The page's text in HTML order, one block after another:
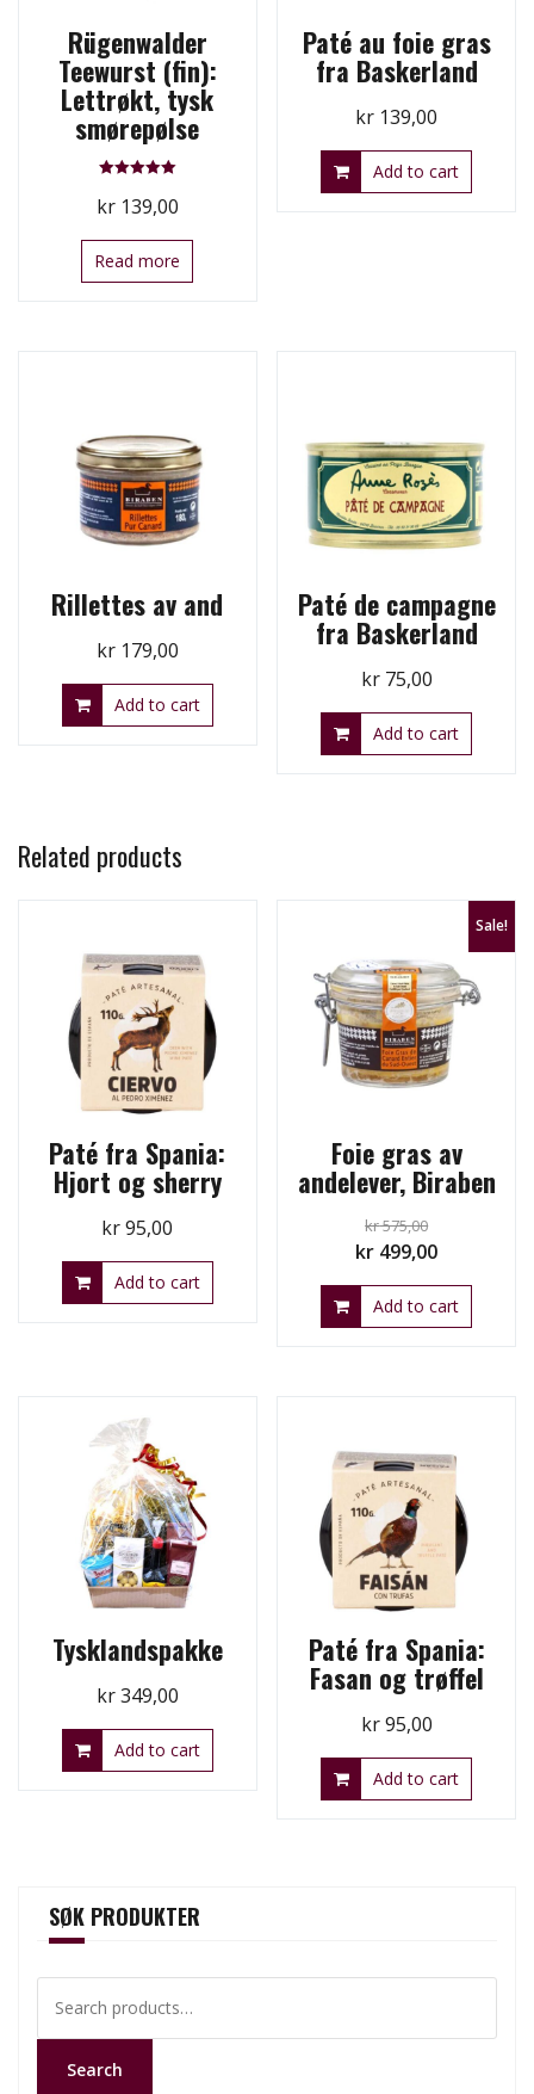
Rügenwalder
Teewurst (fin):
Lettrøkt, tysk
smørepølse
5.00
out of 5
kr139,00
Read more
Paté au foie gras
fra Baskerland
kr 139,00
Add to cart
Rillettes av and
kr179,00
Add to cart
Paté de campagne
fra Baskerland
kr75,00
Add to cart
Related products
Paté fra Spania:
Hjort og sherry
kr95,00
Add to cart
Sale!
Foie gras av
andelever, Biraben
kr575,00
Original
price
was:
kr 499,00Current
price
is:
Add to cart
Tysklandspakke
kr349,00
Add to cart
Paté fra Spania:
Fasan og trøffel
kr95,00
Add to cart
SØK PRODUKTER
for:
Search